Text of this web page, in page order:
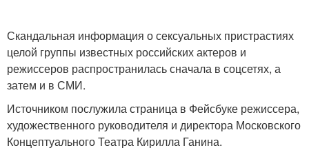
Скандальная информация о сексуальных пристрастиях
целой группы известных российских актеров и
режиссеров распространилась сначала в соцсетях, а
затем и в СМИ.
Источником послужила страница в Фейсбуке режиссера,
художественного руководителя и директора Московского
Концептуального Театра Кирилла Ганина.